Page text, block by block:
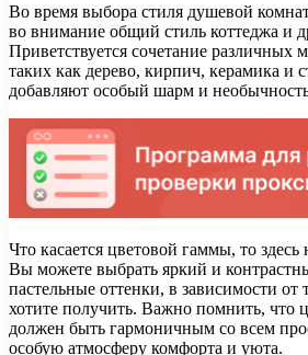
Во время выбора стиля душевой
во внимание общий стиль коттеджа и
Приветствуется сочетание различных
таких как дерево, кирпич, керамика и
добавляют особый шарм и
Что касается цветовой гаммы, то
Вы можете выбрать яркий и
пастельные оттенки, в зависимости от
хотите получить. Важно помнить, что
должен быть гармоничным со всем
особую атмосферу комфорта и уюта.